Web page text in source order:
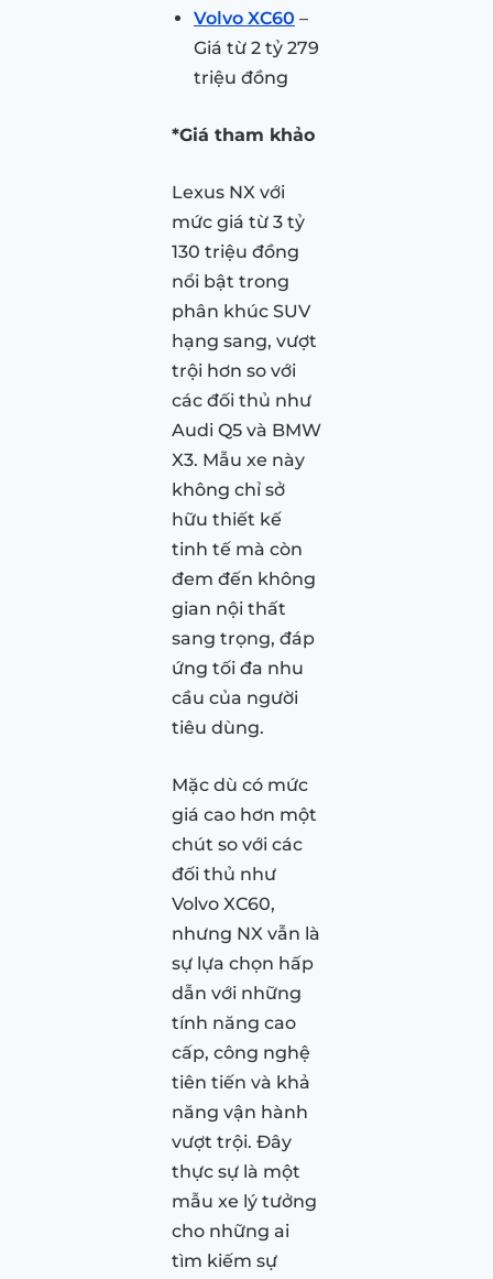
Volvo XC60 –
Giá từ 2 tỷ 279
triệu đồng
*Giá tham khảo
Lexus NX với
mức giá từ 3 tỷ
130 triệu đồng
nổi bật trong
phân khúc SUV
hạng sang, vượt
trội hơn so với
các đối thủ như
Audi Q5 và BMW
X3. Mẫu xe này
không chỉ sở
hữu thiết kế
tinh tế mà còn
đem đến không
gian nội thất
sang trọng, đáp
ứng tối đa nhu
cầu của người
tiêu dùng.
Mặc dù có mức
giá cao hơn một
chút so với các
đối thủ như
Volvo XC60,
nhưng NX vẫn là
sự lựa chọn hấp
dẫn với những
tính năng cao
cấp, công nghệ
tiên tiến và khả
năng vận hành
vượt trội. Đây
thực sự là một
mẫu xe lý tưởng
cho những ai
tìm kiếm sự